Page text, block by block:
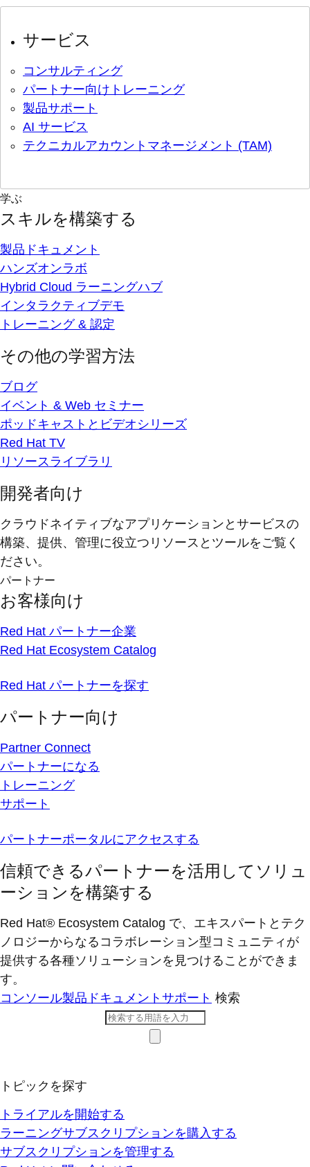
サービス
コンサルティング
パートナー向けトレーニング
製品サポート
AI サービス
テクニカルアカウントマネージメント (TAM)
学ぶ
スキルを構築する
製品ドキュメント
ハンズオンラボ
Hybrid Cloud ラーニングハブ
インタラクティブデモ
トレーニング & 認定
その他の学習方法
ブログ
イベント & Web セミナー
ポッドキャストとビデオシリーズ
Red Hat TV
リソースライブラリ
開発者向け
クラウドネイティブなアプリケーションとサービスの
構築、提供、管理に役立つリソースとツールをご覧く
ださい。
パートナー
お客様向け
Red Hat パートナー企業
Red Hat Ecosystem Catalog
Red Hat パートナーを探す
パートナー向け
Partner Connect
パートナーになる
トレーニング
サポート
パートナーポータルにアクセスする
信頼できるパートナーを活用してソリュ
ーションを構築する
Red Hat® Ecosystem Catalog で、エキスパートとテク
ノロジーからなるコラボレーション型コミ​ュニティが
提供する各種ソリューションを見つけることができま
す。
コンソール製品ドキュメント サポート 検索
トピックを探す
トライアルを開始する
ラーニングサブスクリプションを購入する
サブスクリプションを管理する